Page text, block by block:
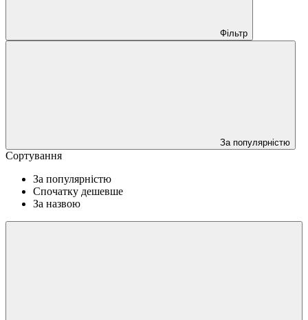
Фільтр
За популярністю
Сортування
За популярністю
Спочатку дешевше
За назвою